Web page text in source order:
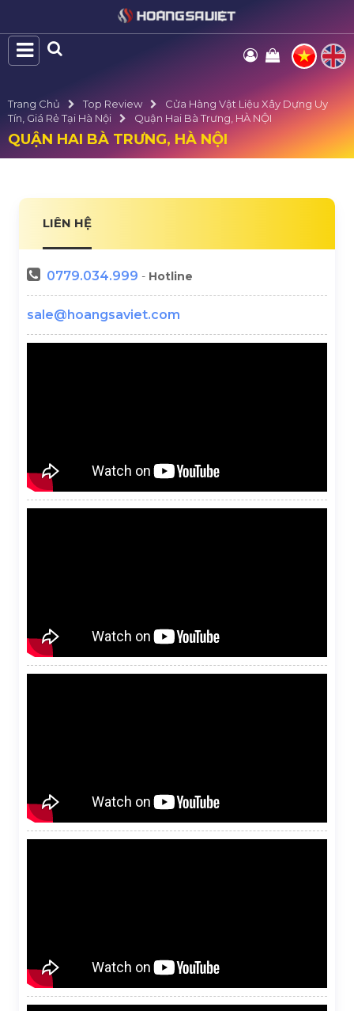
Trang Chủ Top Review
Cửa Hàng Vật Liệu Xây Dựng Uy
Tín, Giá Rẻ Tại Hà Nội
Quận Hai Bà Trưng, HÀ NỘI
QUẬN HAI BÀ TRƯNG, HÀ NỘI
LIÊN HỆ
0779.034.999 - Hotline
sale@hoangsaviet.com